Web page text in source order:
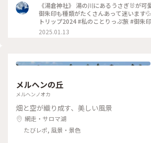
《湯倉神社》 湯の川にあるうさぎ🐰が
御朱印も種類がたくさんあって迷います
トリップ2024 #私のことりっぷ旅 #御朱
北海道 #函館 #湯倉神社#湯の川#うさぎ#
2025.01.13
メルヘンの丘
メルヘンノオカ
畑と空が織り成す、美しい風景
網走・サロマ湖
たびレポ, 風景・景色